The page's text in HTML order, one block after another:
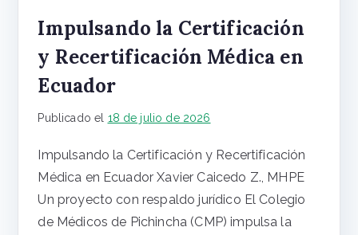
Impulsando la Certificación
y Recertificación Médica en
Ecuador
Publicado el 18 de julio de 2026
Impulsando la Certificación y Recertificación
Médica en Ecuador Xavier Caicedo Z., MHPE
Un proyecto con respaldo jurídico El Colegio
de Médicos de Pichincha (CMP) impulsa la